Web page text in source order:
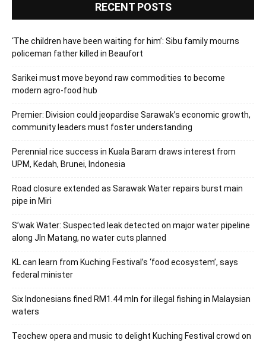
RECENT POSTS
‘The children have been waiting for him’: Sibu family mourns
policeman father killed in Beaufort
Sarikei must move beyond raw commodities to become
modern agro-food hub
Premier: Division could jeopardise Sarawak’s economic growth,
community leaders must foster understanding
Perennial rice success in Kuala Baram draws interest from
UPM, Kedah, Brunei, Indonesia
Road closure extended as Sarawak Water repairs burst main
pipe in Miri
S’wak Water: Suspected leak detected on major water pipeline
along Jln Matang, no water cuts planned
KL can learn from Kuching Festival’s ‘food ecosystem’, says
federal minister
Six Indonesians fined RM1.44 mln for illegal fishing in Malaysian
waters
Teochew opera and music to delight Kuching Festival crowd on